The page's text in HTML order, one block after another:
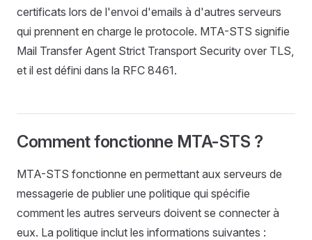
certificats lors de l'envoi d'emails à d'autres serveurs
qui prennent en charge le protocole. MTA-STS signifie
Mail Transfer Agent Strict Transport Security over TLS,
et il est défini dans la RFC 8461.
Comment fonctionne MTA-STS ?
MTA-STS fonctionne en permettant aux serveurs de
messagerie de publier une politique qui spécifie
comment les autres serveurs doivent se connecter à
eux. La politique inclut les informations suivantes :